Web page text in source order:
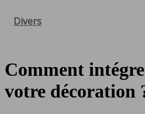
Divers
Comment
votre décoration